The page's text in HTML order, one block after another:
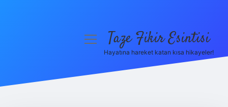
menüyüTaze Fikir Esintisi
Hayatına hareket katan kısa hikayeler!